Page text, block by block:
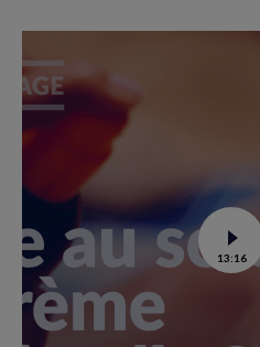
Voir
la
vidéo
13:16